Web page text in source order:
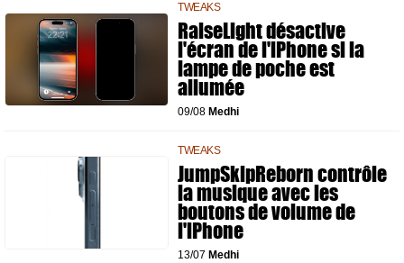
TWEAKS
RaiseLight désactive
l'écran de l'iPhone si la
lampe de poche est
allumée
09/08 Medhi
TWEAKS
JumpSkipReborn contrôle
la musique avec les
boutons de volume de
l'iPhone
13/07 Medhi